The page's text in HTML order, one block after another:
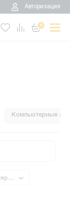
Авторизация
0
Компьютерные
Сначала популярные